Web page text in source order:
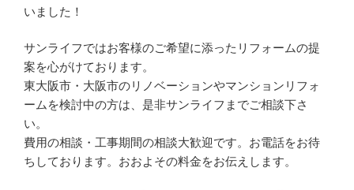
いました！
サンライフではお客様のご希望に添ったリフォームの提
案を心がけております。
東大阪市・大阪市のリノベーションやマンションリフォ
ームを検討中の方は、是非サンライフまでご相談下さ
い。
費用の相談・工事期間の相談大歓迎です。お電話をお待
ちしております。おおよその料金をお伝えします。